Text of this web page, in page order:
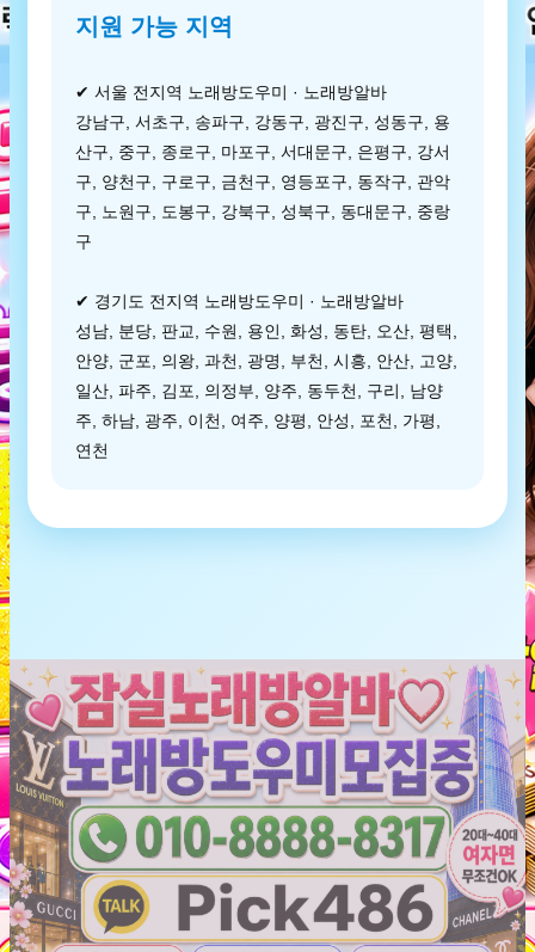
지원 가능 지역
✔ 서울 전지역 노래방도우미 · 노래방알바
강남구, 서초구, 송파구, 강동구, 광진구, 성동구, 용
산구, 중구, 종로구, 마포구, 서대문구, 은평구, 강서
구, 양천구, 구로구, 금천구, 영등포구, 동작구, 관악
구, 노원구, 도봉구, 강북구, 성북구, 동대문구, 중랑
구
✔ 경기도 전지역 노래방도우미 · 노래방알바
성남, 분당, 판교, 수원, 용인, 화성, 동탄, 오산, 평택,
안양, 군포, 의왕, 과천, 광명, 부천, 시흥, 안산, 고양,
일산, 파주, 김포, 의정부, 양주, 동두천, 구리, 남양
주, 하남, 광주, 이천, 여주, 양평, 안성, 포천, 가평,
연천